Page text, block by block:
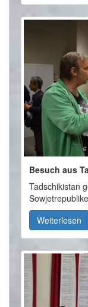
Besuch aus
Tadschikistan
Weiterlesen